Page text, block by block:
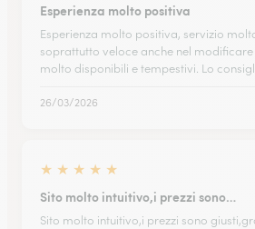
Esperienza molto positiva
Esperienza molto positiva, servizio
soprattutto veloce anche nel modificare
molto disponibili e tempestivi. Lo
26/03/2026
★ ★ ★ ★ ★
Sito molto intuitivo,i prezzi sono…
Sito molto intuitivo,i prezzi sono